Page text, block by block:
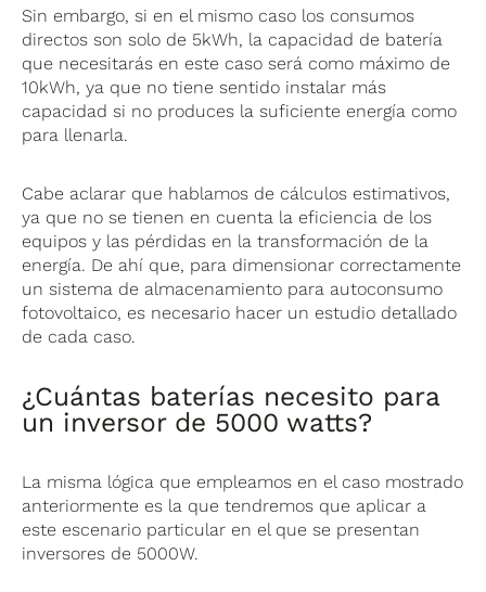
Sin embargo, si en el mismo caso los consumos
directos son solo de 5kWh, la capacidad de batería
que necesitarás en este caso será como máximo de
10kWh, ya que no tiene sentido instalar más
capacidad si no produces la suficiente energía como
para llenarla.
Cabe aclarar que hablamos de cálculos estimativos,
ya que no se tienen en cuenta la eficiencia de los
equipos y las pérdidas en la transformación de la
energía. De ahí que, para dimensionar correctamente
un sistema de almacenamiento para autoconsumo
fotovoltaico, es necesario hacer un estudio detallado
de cada caso.
¿Cuántas baterías necesito para
un inversor de 5000 watts?
La misma lógica que empleamos en el caso mostrado
anteriormente es la que tendremos que aplicar a
este escenario particular en el que se presentan
inversores de 5000W.